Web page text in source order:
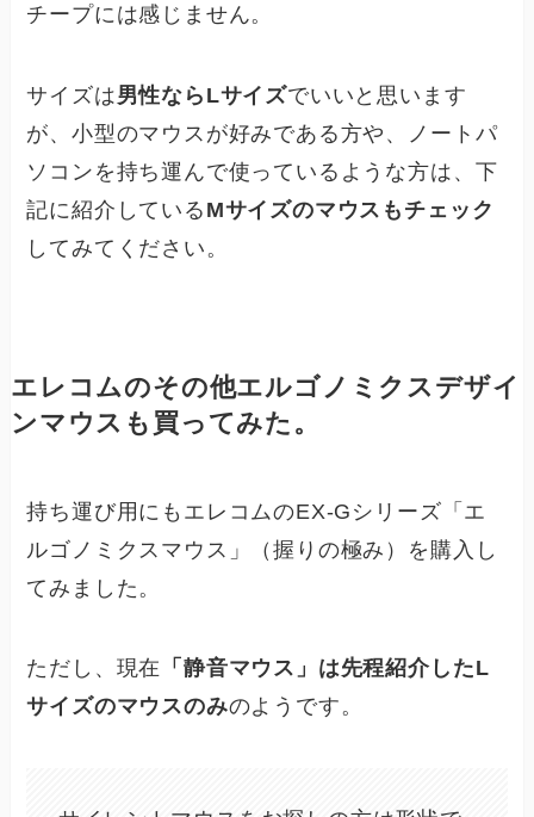
チープには感じません。
サイズは男性ならLサイズでいいと思います
が、小型のマウスが好みである方や、ノートパ
ソコンを持ち運んで使っているような方は、下
記に紹介している Mサイズのマウスもチェック
してみてください。
エレコムのその他エルゴノミクスデザイ
ンマウスも買ってみた。
持ち運び用にもエレコムのEX-Gシリーズ「エ
ルゴノミクスマウス」（握りの極み）を購入し
てみました。
ただし、現在 「静音マウス」は先程紹介したL
サイズのマウスのみのようです。